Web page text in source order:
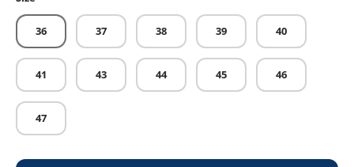
36 37 38 39 40
41 43 44 45 46
47